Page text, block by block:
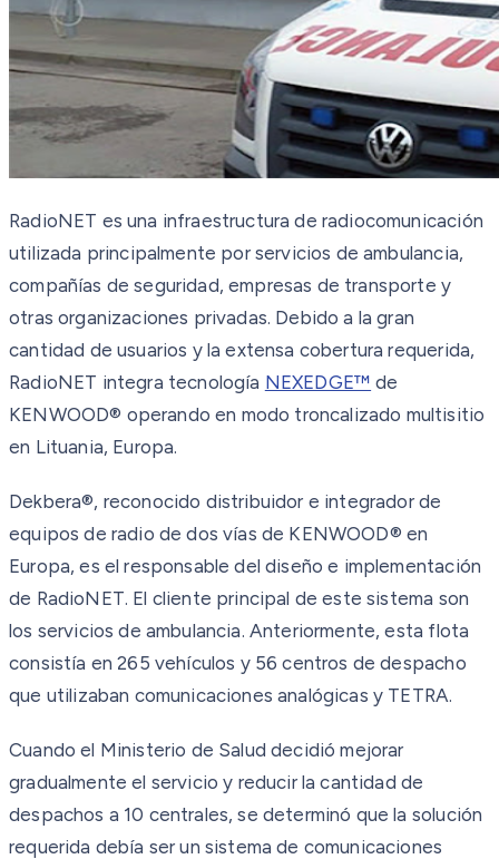
RadioNET es una infraestructura de radiocomunicación
utilizada principalmente por servicios de ambulancia,
compañías de seguridad, empresas de transporte y
otras organizaciones privadas. Debido a la gran
cantidad de usuarios y la extensa cobertura requerida,
RadioNET integra tecnología NEXEDGE™ de
KENWOOD® operando en modo troncalizado multisitio
en Lituania, Europa.
Dekbera®, reconocido distribuidor e integrador de
equipos de radio de dos vías de KENWOOD® en
Europa, es el responsable del diseño e implementación
de RadioNET. El cliente principal de este sistema son
los servicios de ambulancia. Anteriormente, esta flota
consistía en 265 vehículos y 56 centros de despacho
que utilizaban comunicaciones analógicas y TETRA.
Cuando el Ministerio de Salud decidió mejorar
gradualmente el servicio y reducir la cantidad de
despachos a 10 centrales, se determinó que la solución
requerida debía ser un sistema de comunicaciones